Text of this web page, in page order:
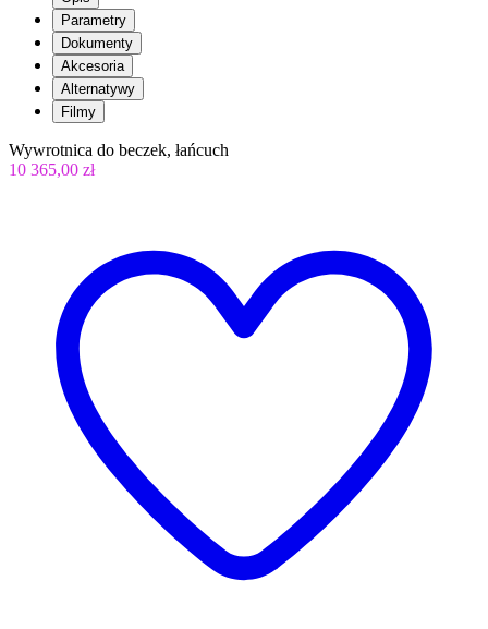
Parametry
Dokumenty
Akcesoria
Alternatywy
Filmy
Wywrotnica do beczek, łańcuch
10 365,00 zł